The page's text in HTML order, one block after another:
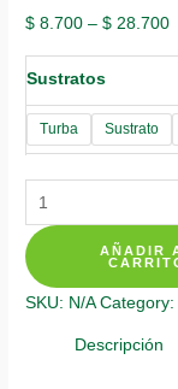
$ 8.700 –$ 28.700
Sustratos
Turba Sustrato
Sustratos
Para
Bonsái
Almendro
quantity
AÑADIR
SKU: N/A
Descripción